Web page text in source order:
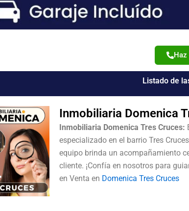
Haz
Listado de
Inmobiliaria Domenica
Inmobiliaria Domenica Tres Cruces:
especializado en el barrio Tres
equipo brinda un acompañamiento
cliente. ¡Confía en nosotros para
en Venta en Domenica Tres Cruces